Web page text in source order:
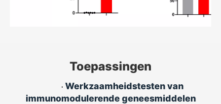
Toepassingen
• Werkzaamheidstesten van
immunomodulerende geneesmiddelen